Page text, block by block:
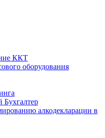
ККТ
оборудования
Бухгалтер
алкодекларации в